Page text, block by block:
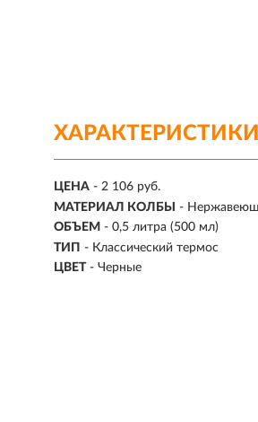
ХАРАКТЕРИСТИКИ
ЦЕНА - 2 106 руб.
МАТЕРИАЛ КОЛБЫ
-
ОБЪЕМ - 0,5 литра (500 мл)
ТИП - Классический термос
ЦВЕТ - Черные